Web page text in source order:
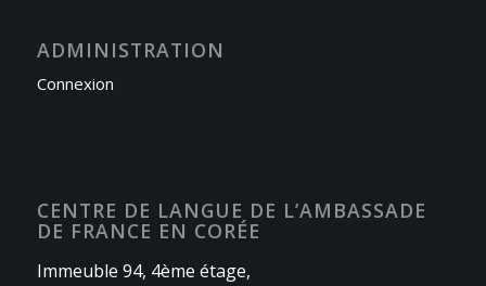
ADMINISTRATION
Connexion
CENTRE DE LANGUE DE L’AMBASSADE
DE FRANCE EN CORÉE
Immeuble 94, 4ème étage,